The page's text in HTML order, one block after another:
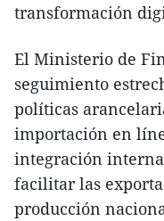
transformación
El Ministerio de
seguimiento
políticas
importación en
integración
facilitar las
producción